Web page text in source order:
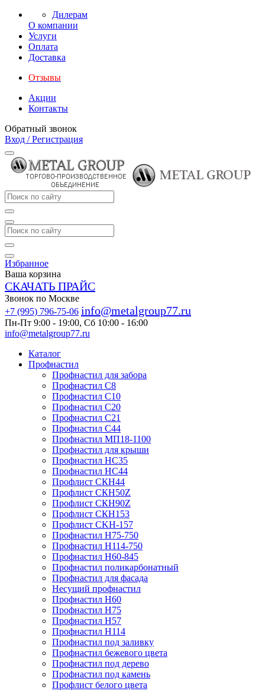
Дилерам
О компании
Услуги
Оплата
Доставка
Отзывы
Акции
Контакты
Обратный звонок
Вход / Регистрация
Избранное
Ваша корзина
СКАЧАТЬ ПРАЙС
Звонок по Москве
+7 (995) 796-75-06 info@metalgroup77.ru
Пн-Пт 9:00 - 19:00, Сб 10:00 - 16:00
info@metalgroup77.ru
Каталог
Профнастил
Профнастил для забора
Профнастил С8
Профнастил С10
Профнастил С20
Профнастил С21
Профнастил С44
Профнастил МП18-1100
Профнастил для крыши
Профнастил HC35
Профнастил НС44
Профлист СКН44
Профлист СКН50Z
Профлист СКН90Z
Профлист СКН153
Профлист СKH-157
Профнастил Н75-750
Профнастил Н114-750
Профнастил Н60-845
Профнастил поликарбонатный
Профнастил для фасада
​Несущий профнастил
Профнастил H60
Профнастил Н75
Профнастил Н57
Профнастил Н114
Профнастил под заливку
Профнастил бежевого цвета
Профнастил под дерево
Профнастил под камень
Профлист белого цвета